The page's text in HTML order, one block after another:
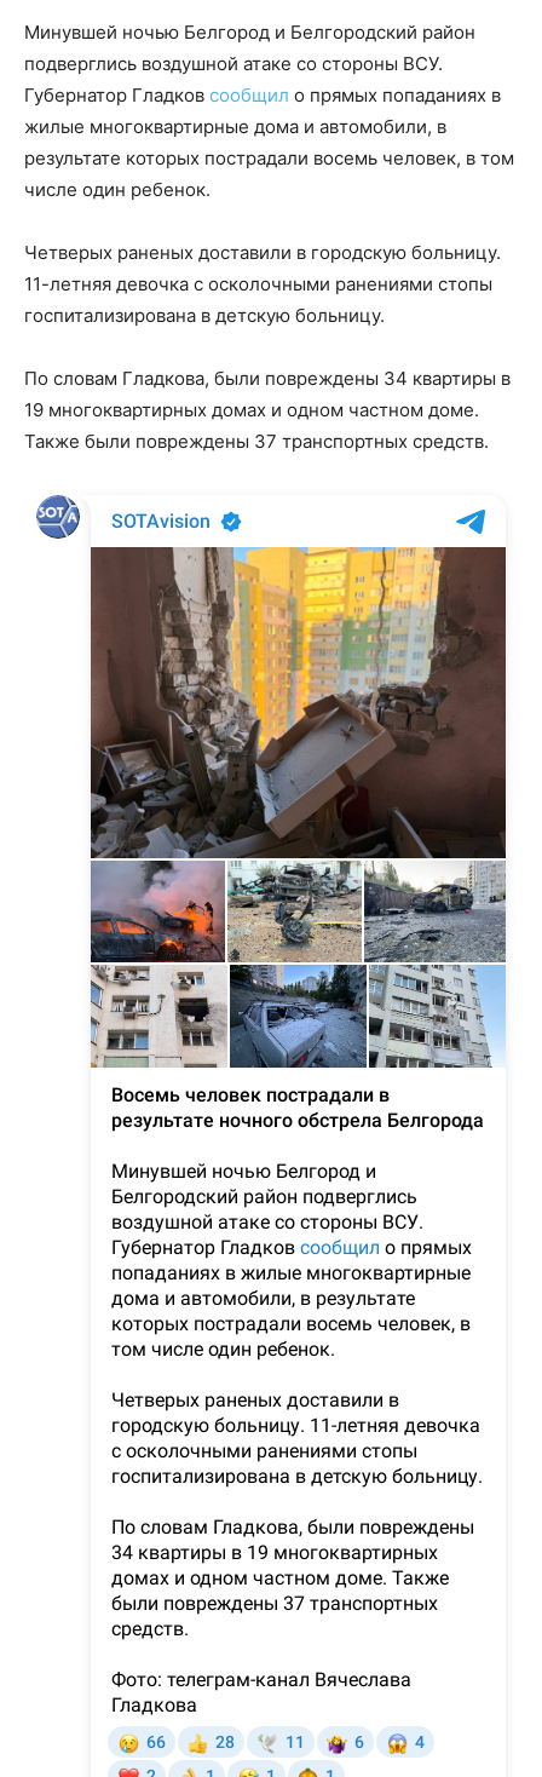
Минувшей ночью Белгород и Белгородский район
подверглись воздушной атаке со стороны ВСУ.
Губернатор Гладков сообщил о прямых попаданиях в
жилые многоквартирные дома и автомобили, в
результате которых пострадали восемь человек, в том
числе один ребенок.
Четверых раненых доставили в городскую больницу.
11-летняя девочка с осколочными ранениями стопы
госпитализирована в детскую больницу.
По словам Гладкова, были повреждены 34 квартиры в
19 многоквартирных домах и одном частном доме.
Также были повреждены 37 транспортных средств.